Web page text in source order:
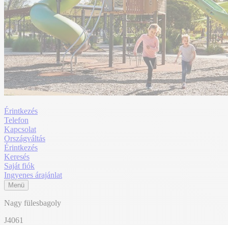
Érintkezés
Telefon
Kapcsolat
Országváltás
Érintkezés
Keresés
Saját fiók
Ingyenes árajánlat
Menü
Nagy fülesbagoly
J4061